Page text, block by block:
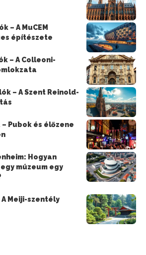
– A MuCEM
építészete
– A Colleoni-
– A Szent Reinold-
Pubok és élőzene
Hogyan
múzeum egy
Meiji-szentély